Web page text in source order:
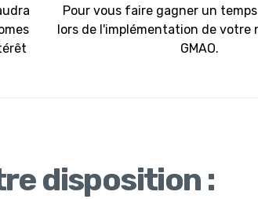
Pour vous faire gagner un
lors de l'implémentation de votre
GMAO.
disposition :